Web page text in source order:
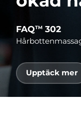
FAQTM 302
Upptäck mer